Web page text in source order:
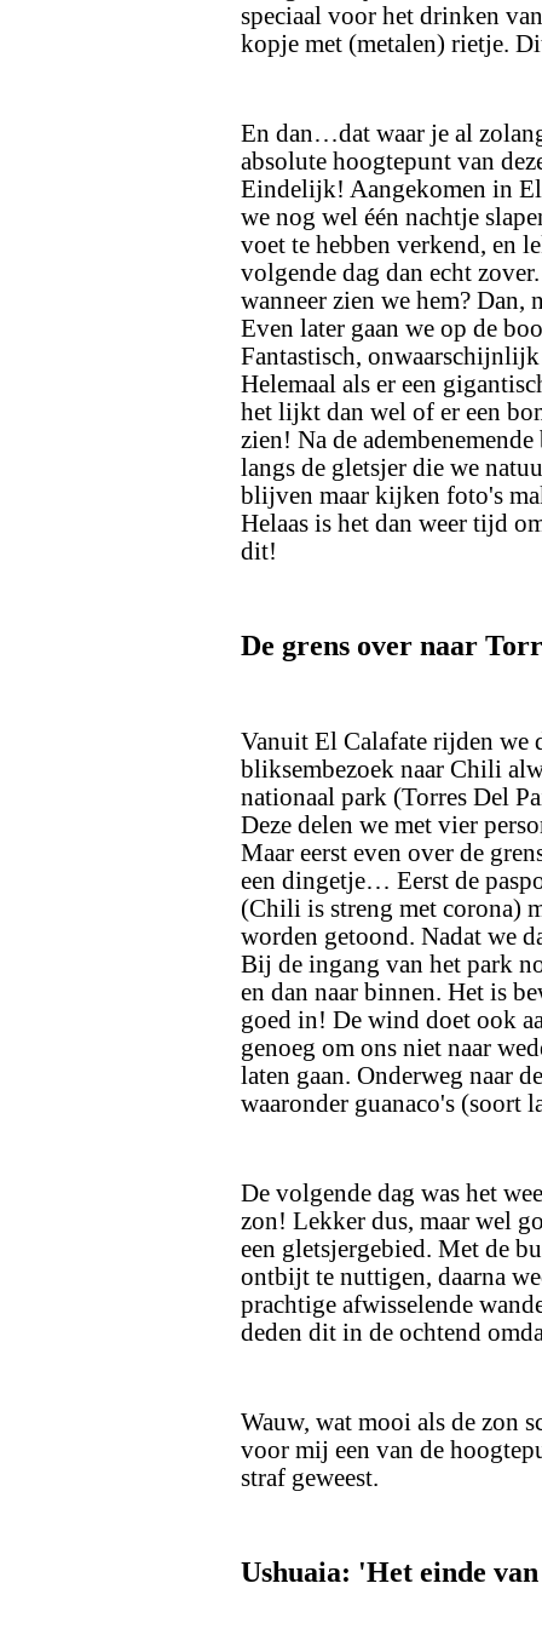
speciaal voor het drinken
kopje met (metalen) rietje.
En dan…dat waar je al
absolute hoogtepunt van
Eindelijk! Aangekomen in
we nog wel één nachtje
voet te hebben verkend, en
volgende dag dan echt
wanneer zien we hem? Dan,
Even later gaan we op de
Fantastisch,
Helemaal als er een
het lijkt dan wel of er een
zien! Na de
langs de gletsjer die we
blijven maar kijken foto's
Helaas is het dan weer tijd
dit!
De grens over naar
Vanuit El Calafate rijden we
bliksembezoek naar Chili
nationaal park (Torres Del
Deze delen we met vier
Maar eerst even over de
een dingetje… Eerst de
(Chili is streng met corona)
worden getoond. Nadat we
Bij de ingang van het park
en dan naar binnen. Het is
goed in! De wind doet ook
genoeg om ons niet naar
laten gaan. Onderweg naar
waaronder guanaco's (soort
De volgende dag was het
zon! Lekker dus, maar wel
een gletsjergebied. Met de
ontbijt te nuttigen, daarna
prachtige afwisselende
deden dit in de ochtend
Wauw, wat mooi als de zon
voor mij een van de
straf geweest.
Ushuaia: 'Het einde